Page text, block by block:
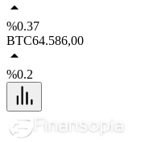
%0.37
BTC64.586,00
%0.2